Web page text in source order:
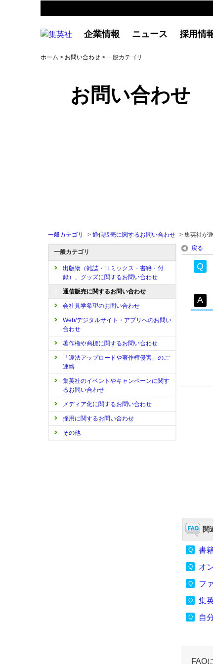
企業情報 ニュース 採用情
ホーム > お問い合わせ > 一般カテゴリ
お問い合わせ
一般カテゴリ > 通信販売に関するお問い合わせ > 集英社が
一般カテゴリ
出版物（雑誌・コミックス・書籍・付
録）、グッズに関するお問い合わせ
通信販売に関するお問い合わせ
会社見学希望のお問い合わせ
Web/デジタルサイト・アプリへのお問い
合わせ
著作権や商標に関するお問い合わせ
「違法アップロードや著作権侵害」のご
連絡
集英社のイベントやキャンペーンに関す
るお問い合わせ
メディア化に関するお問い合わせ
採用に関するお問い合わせ
その他
戻る
関
書
オ
フ
集
自
FAQ